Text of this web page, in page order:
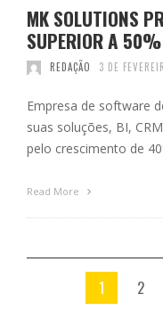
MK SOLUTIONS
SUPERIOR A
REDAÇÃO 3 DE
Empresa de software
suas soluções, BI,
pelo crescimento de
Read More
1 2